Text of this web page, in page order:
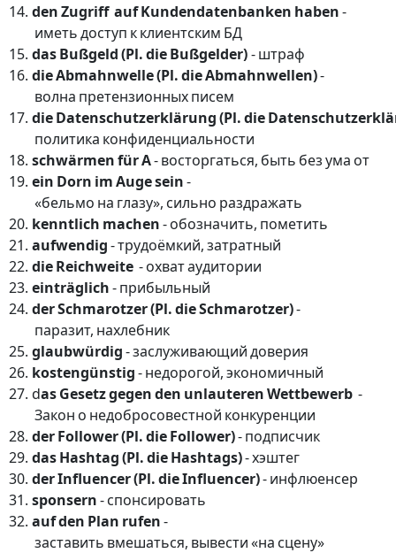
den Zugriff auf Kundendatenbanken haben-
иметь доступ к клиентским БД
das Bußgeld (Pl. die Bußgelder)- штраф
die Abmahnwelle (Pl. die Abmahnwellen)-
волна претензионных писем
die Datenschutzerklärung (Pl. die
политика конфиденциальности
schwärmen für A- восторгаться, быть без ума от
ein Dorn im Auge sein-
«бельмо на глазу», сильно раздражать
kenntlich machen- обозначить, пометить
aufwendig- трудоёмкий, затратный
die Reichweite - охват аудитории
einträglich- прибыльный
der Schmarotzer (Pl. die Schmarotzer)-
паразит, нахлебник
glaubwürdig- заслуживающий доверия
kostengünstig- недорогой, экономичный
das Gesetz gegen den unlauteren Wettbewerb -
Закон о недобросовестной конкуренции
der Follower (Pl. die Follower)- подписчик
das Hashtag (Pl. die Hashtags)- хэштег
der Influencer (Pl. die Influencer)- инфлюенсер
sponsern- спонсировать
auf den Plan rufen-
заставить вмешаться, вывести «на сцену»